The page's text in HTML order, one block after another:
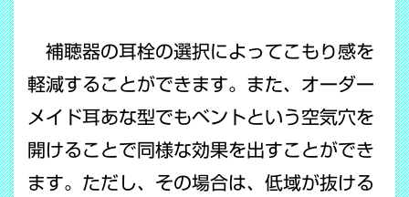
補聴器の耳栓の選択によってこもり感を
軽減することができます。また、オーダー
メイド耳あな型でもベントという空気穴を
開けることで同様な効果を出すことができ
ます。ただし、その場合は、低域が抜ける